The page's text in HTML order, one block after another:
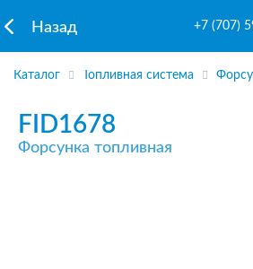
Назад +7 (707)
Каталог Топливная система
FID1678
Форсунка топливная